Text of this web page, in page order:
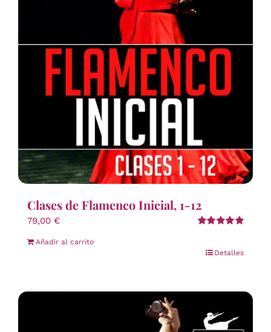
Clases de Flamenco Inicial, 1-12
79,00 €
Añadir al carrito
Detalles